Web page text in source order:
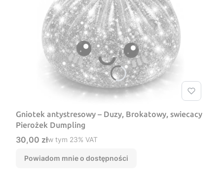
Gniotek antystresowy – Duzy, Brokatowy, swiecacy
Pierożek Dumpling
Cena brutto
30,00 złw tym %s VAT
w tym 23% VAT
Powiadom mnie o dostępności